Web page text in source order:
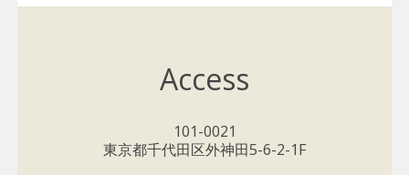
Access
101-0021
東京都千代田区外神田5-6-2-1F